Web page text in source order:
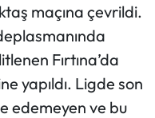
maçına çevrildi.
Fırtına’da
yapıldı. Ligde son
edemeyen ve bu